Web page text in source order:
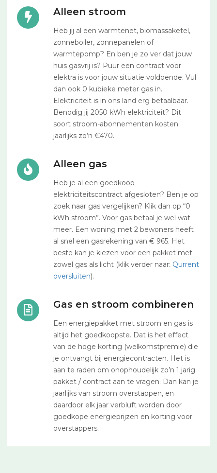
Alleen stroom
Heb jij al een warmtenet, biomassaketel,
zonneboiler, zonnepanelen of
warmtepomp? En ben je zo ver dat jouw
huis gasvrij is? Puur een contract voor
elektra is voor jouw situatie voldoende. Vul
dan ook 0 kubieke meter gas in.
Elektriciteit is in ons land erg betaalbaar.
Benodig jij 2050 kWh elektriciteit? Dit
soort stroom-abonnementen kosten
jaarlijks zo’n €470.
Alleen gas
Heb je al een goedkoop
elektriciteitscontract afgesloten? Ben je op
zoek naar gas vergelijken? Klik dan op “0
kWh stroom”. Voor gas betaal je wel wat
meer. Een woning met 2 bewoners heeft
al snel een gasrekening van € 965. Het
beste kan je kiezen voor een pakket met
zowel gas als licht (klik verder naar: Qurrent
oversluiten).
Gas en stroom combineren
Een energiepakket met stroom en gas is
altijd het goedkoopste. Dat is het effect
van de hoge korting (welkomstpremie) die
je ontvangt bij energiecontracten. Het is
aan te raden om onophoudelijk zo’n 1 jarig
pakket / contract aan te vragen. Dan kan je
jaarlijks van stroom overstappen, en
daardoor elk jaar verbluft worden door
goedkope energieprijzen en korting voor
overstappers.